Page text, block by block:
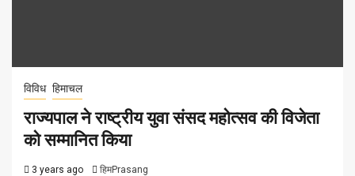
विविध हिमाचल
राज्यपाल ने राष्ट्रीय युवा संसद महोत्सव की विजेता
को सम्मानित किया
3 years ago हिमPrasang